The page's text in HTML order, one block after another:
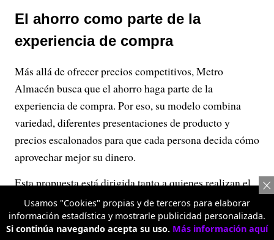
El ahorro como parte de la
experiencia de compra
Más allá de ofrecer precios competitivos, Metro
Almacén busca que el ahorro haga parte de la
experiencia de compra. Por eso, su modelo combina
variedad, diferentes presentaciones de producto y
precios escalonados para que cada persona decida cómo
aprovechar mejor su dinero.
Esta propuesta está dirigida tanto a quienes realizan el
mercado semanal o mensual para su hogar como a
pequeños empresarios y emprendedores que necesitan
abastecer sus negocios de manera práctica y
Usamos "Cookies" propias y de terceros para elaborar
información estadística y mostrarle publicidad personalizada.
Si continúa navegando acepta su uso. Más información aquí